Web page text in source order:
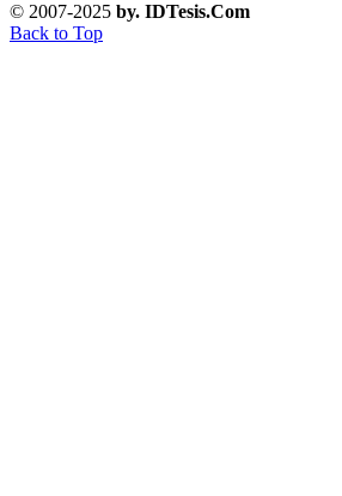
© 2007-2025 by. IDTesis.Com
Back to Top